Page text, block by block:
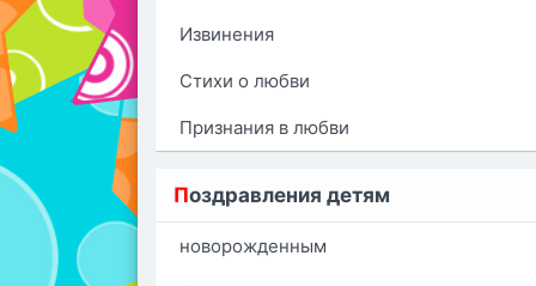
Извинения
Стихи о любви
Признания в любви
Поздравления детям
новорожденным